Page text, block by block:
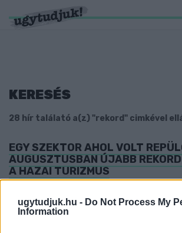
ugytudjuk.hu - Do Not Process My
Information
KERESÉS
28 hír találató a(z) "rekord" cimkével
EGY SZEKTOR AHOL VOLT
AUGUSZTUSBAN ÚJABB
A HAZAI TURIZMUS
Közel 3 millió vendég, összesen több, mint 7
vendégéjszakát töltött Magyarországon.